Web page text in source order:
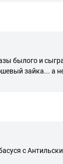
былого и
зайка... а
с